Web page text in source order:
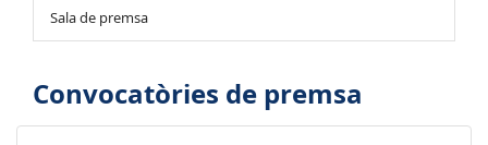
Sala de premsa
Convocatòries de premsa